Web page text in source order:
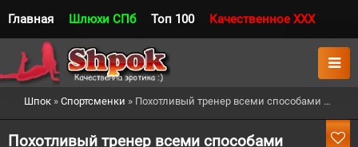
Главная Шлюхи СПб Топ 100 Качественное XXX
Шпок » Спортсменки » Похотливый тренер всеми способами помогал красотке сбросить лишние килограммы
Похотливый тренер всеми способами